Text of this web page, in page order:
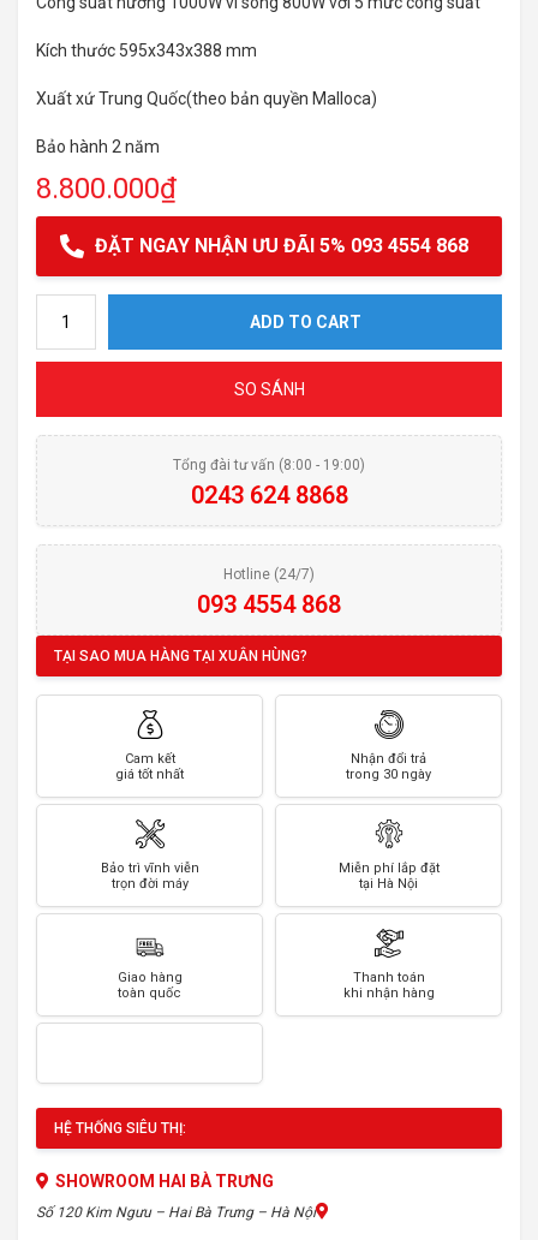
Kích thước 595x343x388 mm
Xuất xứ Trung Quốc(theo bản quyền Malloca)
Bảo hành 2 năm
8.800.000₫
ĐẶT NGAY NHẬN ƯU ĐÃI 5% 093 4554 868
ADD TO CART
SO SÁNH
Tổng đài tư vấn (8:00 - 19:00)
0243 624 8868
Hotline (24/7)
093 4554 868
TẠI SAO MUA HÀNG TẠI XUÂN HÙNG?
Cam kết
giá tốt nhất
Nhận đổi trả
trong 30 ngày
Bảo trì vĩnh viễn
trọn đời máy
Miễn phí lắp đặt
tại Hà Nội
Giao hàng
toàn quốc
Thanh toán
khi nhận hàng
HỆ THỐNG SIÊU THỊ:
SHOWROOM HAI BÀ TRƯNG
Số 120 Kim Ngưu – Hai Bà Trưng – Hà Nội